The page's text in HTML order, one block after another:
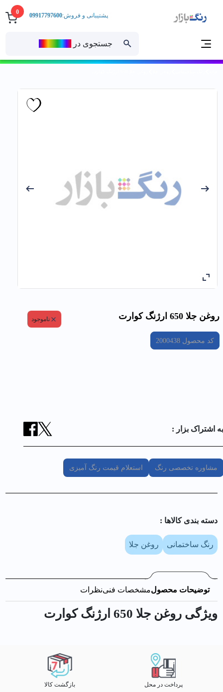
0
جستجوی در
پشتیبانی و فروش:09917797600
روغن جلا 650 ارژنگ كوارت ناموجود
کد محصول2000438
به اشتراک بزار :
مشاوره تخصصی رنگ استعلام قیمت رنگ آمیزی
دسته بندی کالا‌ها :
رنگ ساختمانی روغن جلا
توضیحات محصولمشخصات فنینظرات
ویژگی روغن جلا 650 ارژنگ كوارت
پرداخت در محل بازگشت کالا